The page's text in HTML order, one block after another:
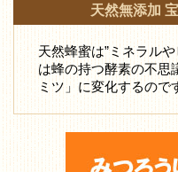
天然無添加
天然蜂蜜は”ミネラル
は蜂の持つ酵素の不思
ミツ」に変化するので